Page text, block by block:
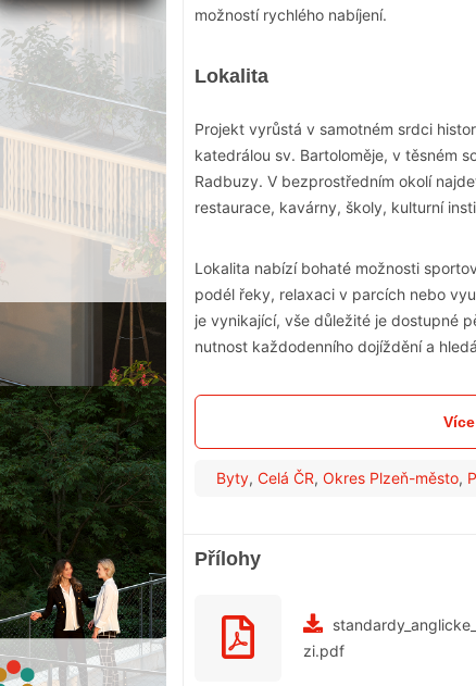
možností rychlého nabíjení.
Lokalita
Projekt vyrůstá v samotném srdci
katedrálou sv. Bartoloměje, v těsném
Radbuzy. V bezprostředním okolí
restaurace, kavárny, školy, kulturní
Lokalita nabízí bohaté možnosti
podél řeky, relaxaci v parcích nebo
je vynikající, vše důležité je dostupné
nutnost každodenního dojíždění a
Byty, Celá ČR, Okres Plzeň-město,
Přílohy
zi.pdf